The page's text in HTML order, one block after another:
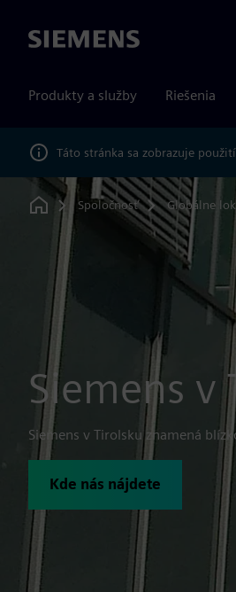
Siemens
Produkty a služby Riešenia
Táto stránka sa zobrazuje
Home
Spoločnosť Globálne
Siemens v
Siemens v Tirolsku znamená
Kde nás nájdete